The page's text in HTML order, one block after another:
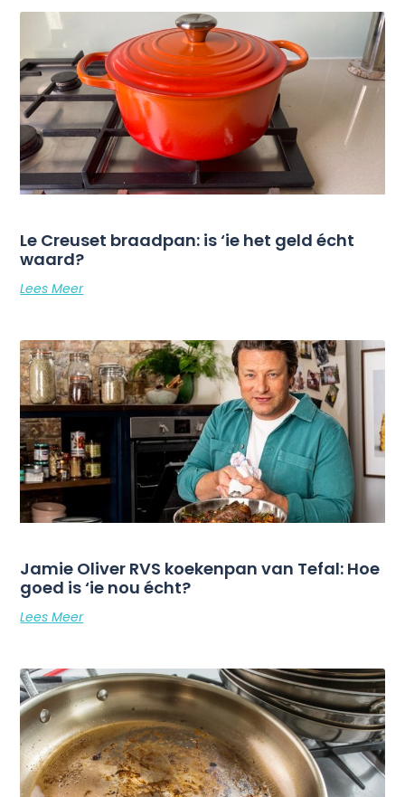
Le Creuset braadpan: is ‘ie het geld écht
waard?
Lees Meer
Jamie Oliver RVS koekenpan van Tefal: Hoe
goed is ‘ie nou écht?
Lees Meer